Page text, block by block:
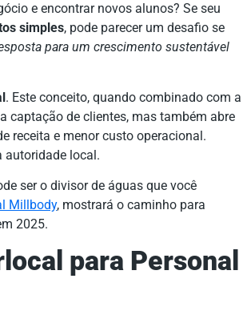
e encontrar novos alunos? Se seu
simples, pode parecer um desafio se
para um crescimento sustentável
. Este conceito, quando combinado com a
captação de clientes, mas também abre
receita e menor custo operacional.
autoridade local.
ser o divisor de águas que você
Millbody, mostrará o caminho para
2025.
para Personal